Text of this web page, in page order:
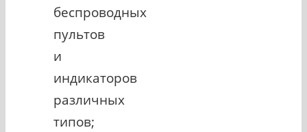
беспроводных
пультов
и
индикаторов
различных
типов;